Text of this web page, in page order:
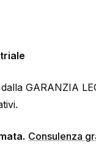
GARANZIA
Consulenza